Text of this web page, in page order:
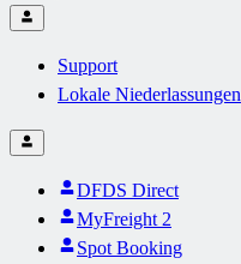
Support
Lokale Niederlassungen
DFDS Direct
MyFreight 2
Spot Booking